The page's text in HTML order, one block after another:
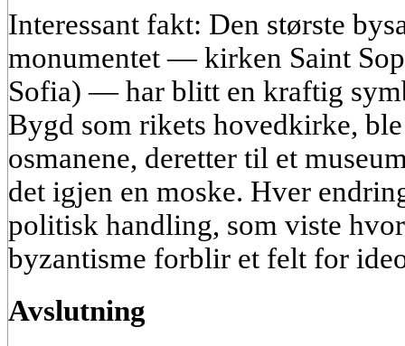
Interessant fakt: Den største
monumentet —kirken Saint
Sofia) — har blitt en kraftig
Bygd som rikets hovedkirke,
osmanene, deretter til et
det igjen en moske. Hver
politisk handling, som viste
byzantisme forblir et felt for
Avslutning